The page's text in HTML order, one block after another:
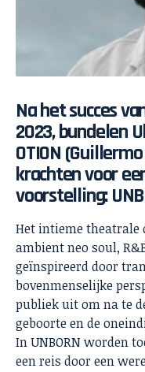
Na het succes
2023, bundelen
OTION
krachten voor
voorstelling:
Het intieme theatrale
ambient neo soul,
geïnspireerd door
bovenmenselijke
publiek uit om na te
geboorte en de
In UNBORN worden
een reis door een